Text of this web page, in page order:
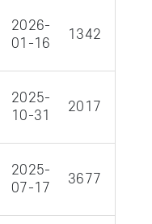
2026-
01-16
1342
2025-
10-31
2017
2025-
07-17
3677